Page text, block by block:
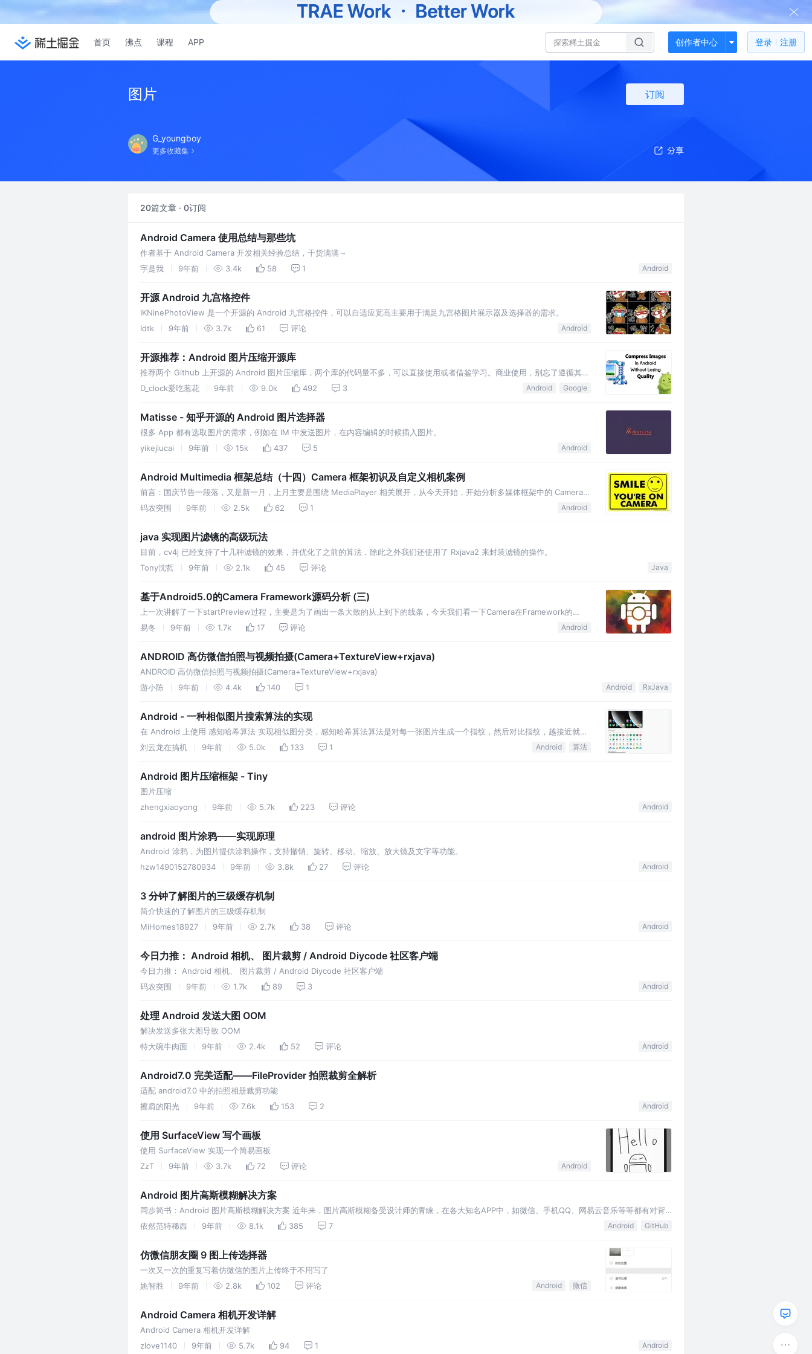
首页 沸点 课程 APP 创作者中心 登录 注册
图片 订阅
G_youngboy
更多收藏集
20篇文章 · 0订阅
Android Camera 使用总结与那些坑
作者基于 Android Camera 开发相关经验总结，干货满满～
宇是我
9年前 3.4k 58 1 Android
开源 Android 九宫格控件
IKNinePhotoView 是一个开源的 Android 九宫格控件，可以自适应宽高主要用于满足九宫格图片展示器及选择器的需求。
Idtk
9年前 3.7k 61 评论 Android
开源推荐：Android 图片压缩开源库
推荐两个 Github 上开源的 Android 图片压缩库，两个库的代码量不多，可以直接使用或者借鉴学习。商业使用，别忘了遵循其对
应的开源协议。
D_clock爱吃葱花 9年前 9.0k 492 3 Android Google
Matisse - 知乎开源的 Android 图片选择器
很多 App 都有选取图片的需求，例如在 IM 中发送图片，在内容编辑的时候插入图片。
yikejiucai
9年前 15k 437 5 Android
Android Multimedia 框架总结（十四）Camera 框架初识及自定义相机案例
前言：国庆节告一段落，又是新一月，上月主要是围绕 MediaPlayer 相关展开，从今天开始，开始分析多媒体框架中的 Camera
模块，看下今天的 Agenda: Camera 拍照 Camera 录像 新 API android.hardware.camera2 新旧 API 特点对比 Camera 自定义
码农突围 9年前 2.5k 62 1 Android
java 实现图片滤镜的高级玩法
目前，cv4j 已经支持了十几种滤镜的效果，并优化了之前的算法，除此之外我们还使用了 Rxjava2 来封装滤镜的操作。
Tony沈哲
9年前 2.1k 45 评论 Java
基于Android5.0的Camera Framework源码分析 (三)
上一次讲解了一下startPreview过程，主要是为了画出一条大致的从上到下的线条，今天我们看一下Camera在Framework的
sendCommand和dataCallback，这部分属于衔接过程，可以看到上下是如何交流沟通的。 首先，sendCommand Camera…
易冬 9年前 1.7k 17 评论 Android
ANDROID 高仿微信拍照与视频拍摄(Camera+TextureView+rxjava)
ANDROID 高仿微信拍照与视频拍摄(Camera+TextureView+rxjava)
游小陈
9年前 4.4k 140 1 Android RxJava
Android - 一种相似图片搜索算法的实现
在 Android 上使用 感知哈希算法 实现相似图分类，感知哈希算法算法是对每一张图片生成一个指纹，然后对比指纹，越接近就表
示越相似。
刘云龙在搞机 9年前 5.0k 133 1 Android 算法
Android 图片压缩框架 - Tiny
图片压缩
zhengxiaoyong
9年前 5.7k 223 评论 Android
android 图片涂鸦——实现原理
Android 涂鸦，为图片提供涂鸦操作，支持撤销、旋转、移动、缩放、放大镜及文字等功能。
hzw1490152780934
9年前 3.8k 27 评论 Android
3 分钟了解图片的三级缓存机制
简介快速的了解图片的三级缓存机制
MiHomes18927
9年前 2.7k 38 评论 Android
今日力推： Android 相机、 图片裁剪 / Android Diycode 社区客户端
今日力推： Android 相机、 图片裁剪 / Android Diycode 社区客户端
码农突围
9年前 1.7k 89 3 Android
处理 Android 发送大图 OOM
解决发送多张大图导致 OOM
特大碗牛肉面
9年前 2.4k 52 评论 Android
Android7.0 完美适配——FileProvider 拍照裁剪全解析
适配 android7.0 中的拍照相册裁剪功能
擦肩的阳光
9年前 7.6k 153 2 Android
使用 SurfaceView 写个画板
使用 SurfaceView 实现一个简易画板
ZzT
9年前 3.7k 72 评论 Android
Android 图片高斯模糊解决方案
同步简书：Android 图片高斯模糊解决方案 近年来，图片高斯模糊备受设计师的青睐，在各大知名APP中，如微信、手机QQ、网易云音乐等等都有对背
景高斯图模糊的设计，在Adnroid 中，现在常用的图片高斯模糊技术有三种：RenderScript 、fastBlur、对Rend…
依然范特稀西 9年前 8.1k 385 7 Android GitHub
仿微信朋友圈 9 图上传选择器
一次又一次的重复写着仿微信的图片上传终于不用写了
姚智胜
9年前 2.8k 102 评论 Android 微信
Android Camera 相机开发详解
Android Camera 相机开发详解
zlove1140
9年前 5.7k 94 1 Android